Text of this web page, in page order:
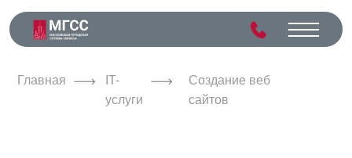
Главная
IT-
услуги
Создание веб
сайтов